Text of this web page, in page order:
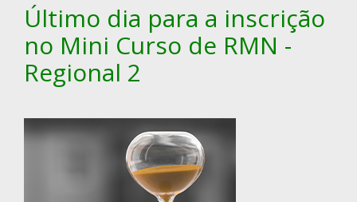
Último dia para a inscrição
no Mini Curso de RMN -
Regional 2